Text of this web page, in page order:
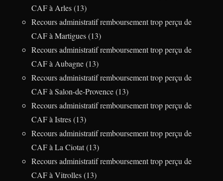
CAF à Arles (13)
Recours administratif remboursement trop perçu de
CAF à Martigues (13)
Recours administratif remboursement trop perçu de
CAF à Aubagne (13)
Recours administratif remboursement trop perçu de
CAF à Salon-de-Provence (13)
Recours administratif remboursement trop perçu de
CAF à Istres (13)
Recours administratif remboursement trop perçu de
CAF à La Ciotat (13)
Recours administratif remboursement trop perçu de
CAF à Vitrolles (13)